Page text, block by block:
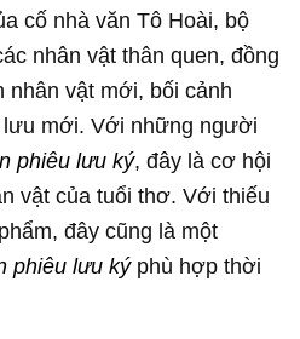
cố nhà văn Tô Hoài, bộ
nhân vật thân quen, đồng
nhân vật mới, bối cảnh
mới. Với những người
phiêu lưu ký, đây là cơ hội
vật của tuổi thơ. Với thiếu
đây cũng là một
phiêu lưu kýphù hợp thời